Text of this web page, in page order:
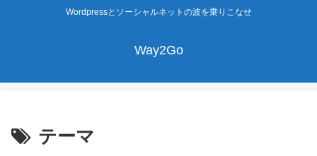
Wordpressとソーシャルネットの波を乗りこなせ
Way2Go
テーマ